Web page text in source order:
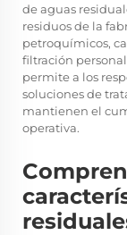
de aguas
residuos de la
petroquímicos,
filtración
permite a los
soluciones de
mantienen el
operativa.